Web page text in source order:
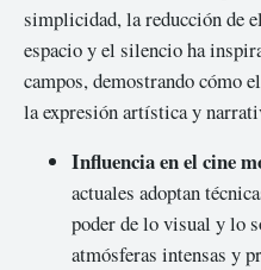
simplicidad, la reducción de
espacio y el silencio ha
campos, demostrando cómo
la expresión artística y
Influencia en el cine
actuales adoptan
poder de lo visual y lo
atmósferas intensas y